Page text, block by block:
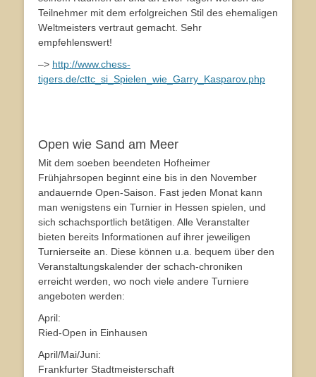
Teilnehmer mit dem erfolgreichen Stil des ehemaligen
Weltmeisters vertraut gemacht. Sehr
empfehlenswert!
–> http://www.chess-
tigers.de/cttc_si_Spielen_wie_Garry_Kasparov.php
Open wie Sand am Meer
Mit dem soeben beendeten Hofheimer
Frühjahrsopen beginnt eine bis in den November
andauernde Open-Saison. Fast jeden Monat kann
man wenigstens ein Turnier in Hessen spielen, und
sich schachsportlich betätigen. Alle Veranstalter
bieten bereits Informationen auf ihrer jeweiligen
Turnierseite an. Diese können u.a. bequem über den
Veranstaltungskalender der schach-chroniken
erreicht werden, wo noch viele andere Turniere
angeboten werden:
April:
Ried-Open in Einhausen
April/Mai/Juni:
Frankfurter Stadtmeisterschaft